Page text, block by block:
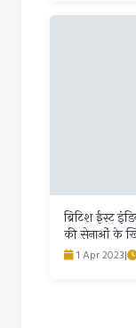
ब्रिटिश ईस्ट
की सेनाओं के
1 Apr 2023|